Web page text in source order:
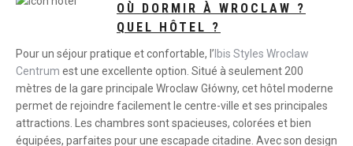
OÙ DORMIR À WROCLAW ?
QUEL HÔTEL ?
Pour un séjour pratique et confortable, l’ Ibis Styles Wroclaw
Centrum est une excellente option. Situé à seulement 200
mètres de la gare principale Wroclaw Główny, cet hôtel moderne
permet de rejoindre facilement le centre-ville et ses principales
attractions. Les chambres sont spacieuses, colorées et bien
équipées, parfaites pour une escapade citadine. Avec son design